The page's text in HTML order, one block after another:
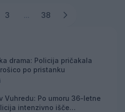
3 ... 38
drama: Policija pričakala
po pristanku
Vuhredu: Po umoru 36-letne
intenzivno išče